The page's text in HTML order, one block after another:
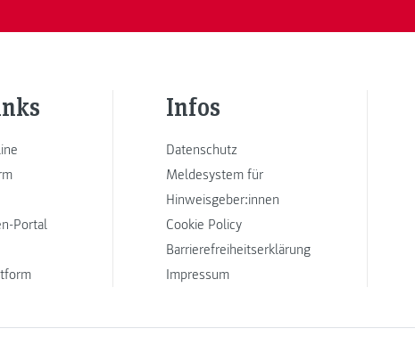
Portal
Infos
Datenschutz
Meldesystem für
Hinweisgeber:innen
Cookie Policy
Barrierefreiheitserklärung
Impressum